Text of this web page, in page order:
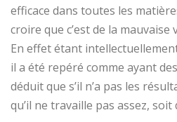
efficace dans toutes les
croire que c’est de la mauvaise
En effet étant
il a été repéré comme ayant
déduit que s’il n’a pas les
qu’il ne travaille pas assez,